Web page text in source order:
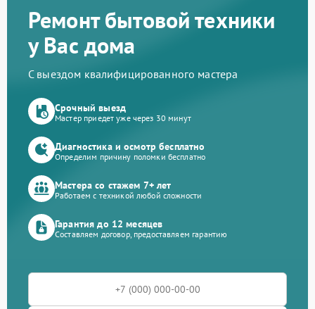
Ремонт бытовой техники
у Вас дома
С выездом квалифицированного мастера
Срочный выезд
Мастер приедет уже через 30 минут
Диагностика и осмотр бесплатно
Определим причину поломки бесплатно
Мастера со стажем 7+ лет
Работаем с техникой любой сложности
Гарантия до 12 месяцев
Составляем договор, предоставляем гарантию